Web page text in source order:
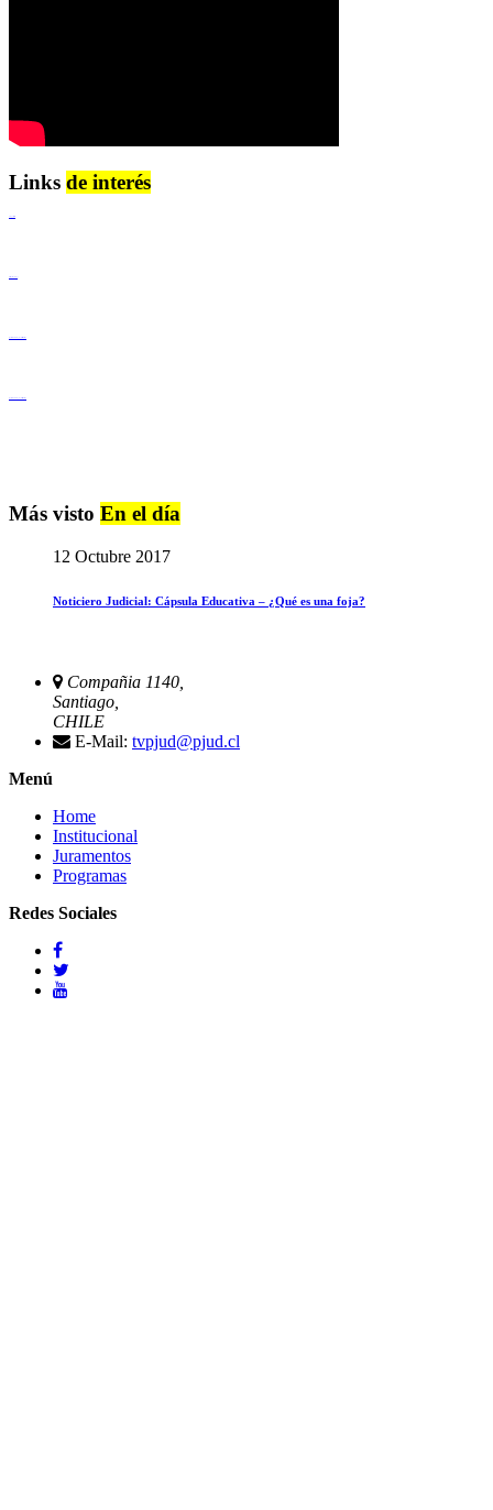
Links de interés
Más visto En el día
12 Octubre 2017
Noticiero Judicial: Cápsula Educativa – ¿Qué es una foja?
Compañia 1140,
Santiago,
CHILE
E-Mail: tvpjud@pjud.cl
Menú
Home
Institucional
Juramentos
Programas
Redes Sociales